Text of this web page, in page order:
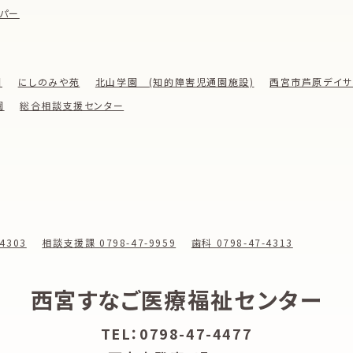
ー
にしのみや苑 北山学園 (知的障害児通園施設) 西宮市芦原デイ
総合相談支援センター
相談支援課 0798-47-9959 歯科 0798-47-4313
西宮すなご医療福祉センター
TEL：0798-47-4477